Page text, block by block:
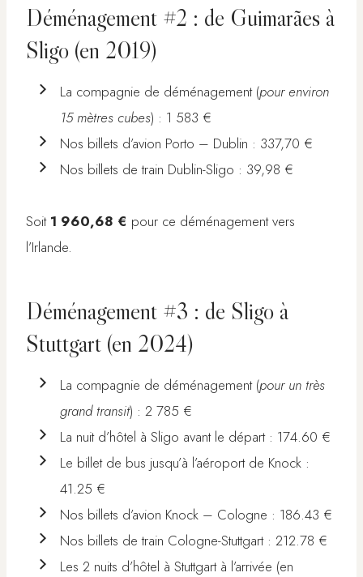
Déménagement #2 : de Guimarães à
Sligo (en 2019)
La compagnie de déménagement (pour environ
15 mètres cubes) : 1 583 €
Nos billets d’avion Porto – Dublin : 337,70 €
Nos billets de train Dublin-Sligo : 39,98 €
Soit 1 960,68 € pour ce déménagement vers
l’Irlande.
Déménagement #3 : de Sligo à
Stuttgart (en 2024)
La compagnie de déménagement (pour un très
grand transit) : 2 785 €
La nuit d’hôtel à Sligo avant le départ : 174.60 €
Le billet de bus jusqu’à l’aéroport de Knock :
41.25 €
Nos billets d’avion Knock – Cologne : 186.43 €
Nos billets de train Cologne-Stuttgart : 212.78 €
Les 2 nuits d’hôtel à Stuttgart à l’arrivée (en